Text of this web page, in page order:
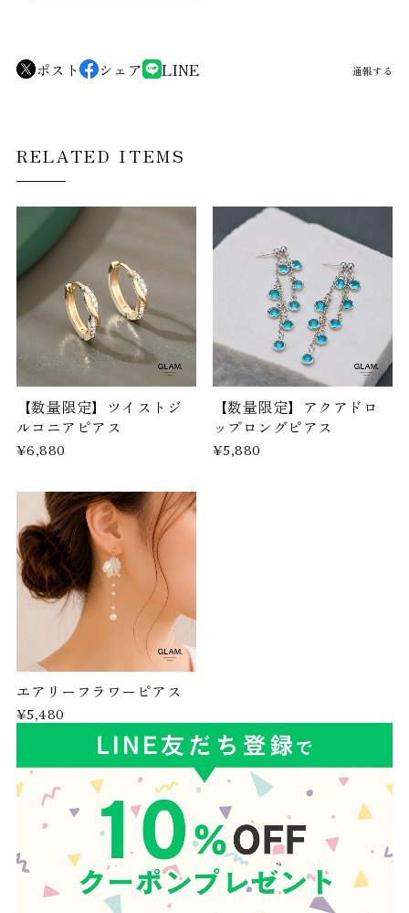
ポスト シェア LINE 通報する
RELATED ITEMS
【数量限定】ツイストジ
ルコニアピアス
¥6,880
【数量限定】アクアドロ
ップロングピアス
¥5,880
エアリーフラワーピアス
¥5,480